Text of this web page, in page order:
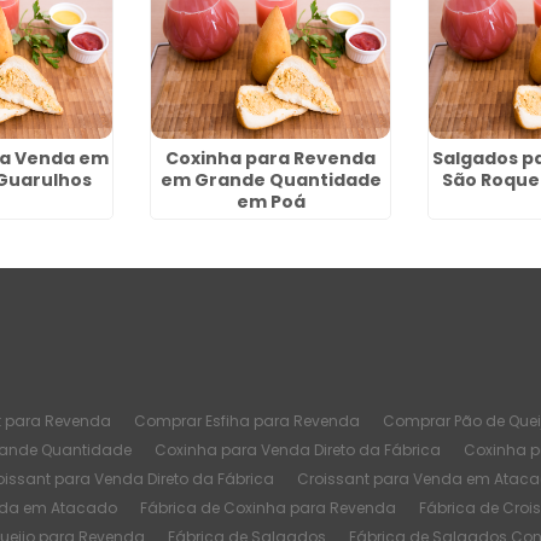
Venda em
Coxinha para Revenda
em Grande Quantidade
em Poá
Salgados
São
Revenda Comprar Esfiha para Revenda Comprar Pão de
Quantidade Coxinha para Venda Direto da Fábrica
Coxinha
para Venda Direto da Fábrica Croissant para Venda em
em Atacado Fábrica de Coxinha para Revenda
Fábrica de
para Revenda Fábrica de Salgados Fábrica de Salgados